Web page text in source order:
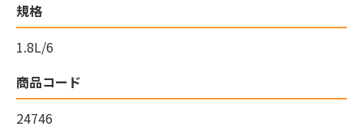
規格
1.8L/6
商品コード
24746